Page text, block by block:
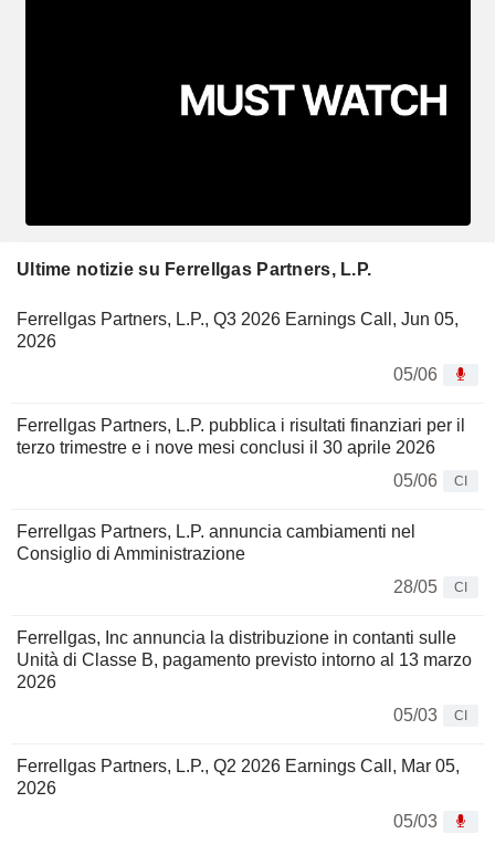
Ultime notizie su Ferrellgas Partners, L.P.
Ferrellgas Partners, L.P., Q3 2026 Earnings Call, Jun 05,
2026
05/06
Ferrellgas Partners, L.P. pubblica i risultati finanziari per il
terzo trimestre e i nove mesi conclusi il 30 aprile 2026
05/06
CI
Ferrellgas Partners, L.P. annuncia cambiamenti nel
Consiglio di Amministrazione
28/05
CI
Ferrellgas, Inc annuncia la distribuzione in contanti sulle
Unità di Classe B, pagamento previsto intorno al 13 marzo
2026
05/03
CI
Ferrellgas Partners, L.P., Q2 2026 Earnings Call, Mar 05,
2026
05/03